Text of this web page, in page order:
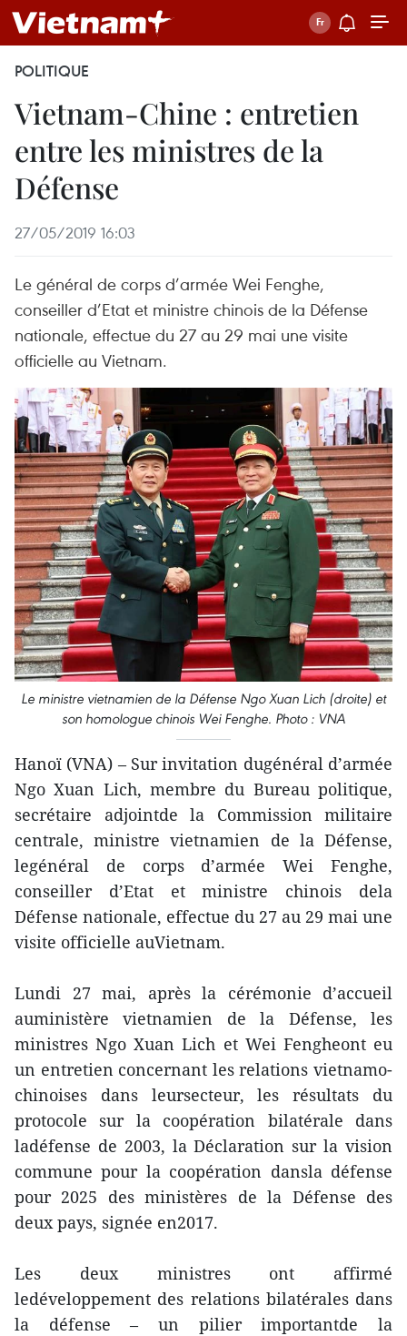
POLITIQUE
Vietnam-Chine : entretien
entre les ministres de la
Défense
27/05/2019 16:03
Le général de corps d’armée Wei Fenghe,
conseiller d’Etat et ministre chinois de la Défense
nationale, effectue du 27 au 29 mai une visite
officielle au Vietnam.
Le ministre vietnamien de la Défense Ngo Xuan Lich (droite) et
son homologue chinois Wei Fenghe. Photo : VNA
Hanoï (VNA) – Sur invitation dugénéral d’armée
Ngo Xuan Lich, membre du Bureau politique,
secrétaire adjointde la Commission militaire
centrale, ministre vietnamien de la Défense,
legénéral de corps d’armée Wei Fenghe,
conseiller d’Etat et ministre chinois dela
Défense nationale, effectue du 27 au 29 mai une
visite officielle auVietnam.
Lundi 27 mai, après la cérémonie d’accueil
auministère vietnamien de la Défense, les
ministres Ngo Xuan Lich et Wei Fengheont eu
un entretien concernant les relations vietnamo-
chinoises dans leursecteur, les résultats du
protocole sur la coopération bilatérale dans
ladéfense de 2003, la Déclaration sur la vision
commune pour la coopération dansla défense
pour 2025 des ministères de la Défense des
deux pays, signée en2017.
Les deux ministres ont affirmé
ledéveloppement des relations bilatérales dans
la défense – un pilier importantde la